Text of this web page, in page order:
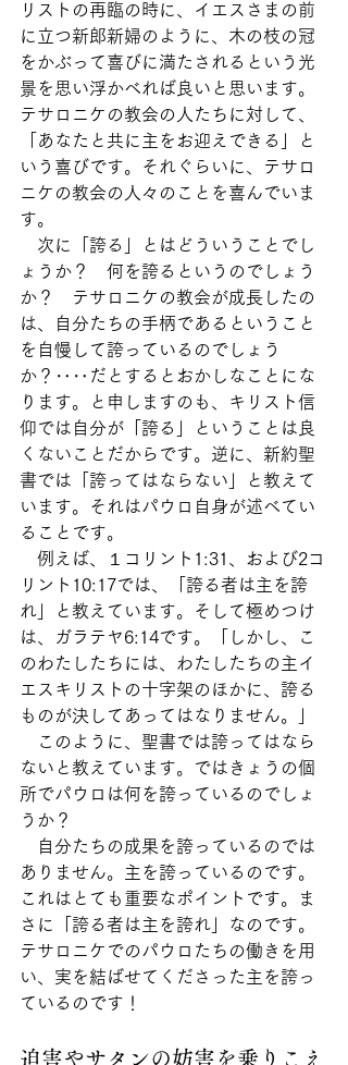
リストの再臨の時に、イエスさまの前
に立つ新郎新婦のように、木の枝の冠
をかぶって喜びに満たされるという光
景を思い浮かべれば良いと思います。
テサロニケの教会の人たちに対して、
「あなたと共に主をお迎えできる」と
いう喜びです。それぐらいに、テサロ
ニケの教会の人々のことを喜んでいま
す。
次に「誇る」とはどういうことでし
ょうか？　何を誇るというのでしょう
か？　テサロニケの教会が成長したの
は、自分たちの手柄であるということ
を自慢して誇っているのでしょう
か？‥‥だとするとおかしなことにな
ります。と申しますのも、キリスト信
仰では自分が「誇る」ということは良
くないことだからです。逆に、新約聖
書では「誇ってはならない」と教えて
います。それはパウロ自身が述べてい
ることです。
例えば、１コリント1:31、および2コ
リント10:17では、「誇る者は主を誇
れ」と教えています。そして極めつけ
は、ガラテヤ6:14です。「しかし、こ
のわたしたちには、わたしたちの主イ
エスキリストの十字架のほかに、誇る
ものが決してあってはなりません。」
このように、聖書では誇ってはなら
ないと教えています。ではきょうの個
所でパウロは何を誇っているのでしょ
うか？
自分たちの成果を誇っているのでは
ありません。主を誇っているのです。
これはとても重要なポイントです。ま
さに「誇る者は主を誇れ」なのです。
テサロニケでのパウロたちの働きを用
い、実を結ばせてくださった主を誇っ
ているのです！
迫害やサタンの妨害を乗りこえ